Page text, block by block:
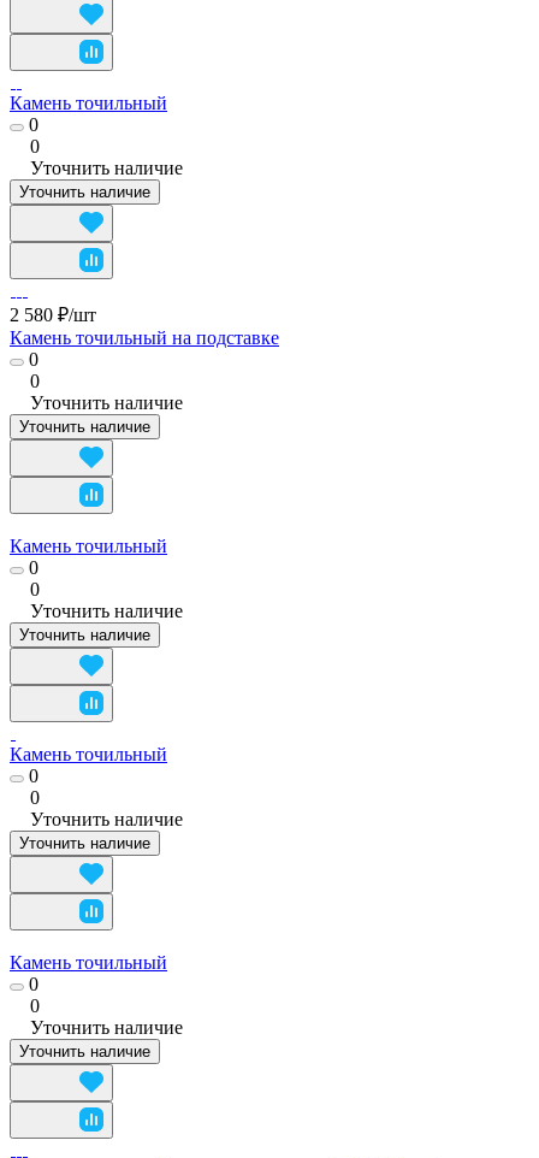
Камень точильный
0
0
Уточнить наличие
Уточнить наличие
2 580 ₽/шт
Камень точильный на подставке
0
0
Уточнить наличие
Уточнить наличие
Камень точильный
0
0
Уточнить наличие
Уточнить наличие
Камень точильный
0
0
Уточнить наличие
Уточнить наличие
Камень точильный
0
0
Уточнить наличие
Уточнить наличие